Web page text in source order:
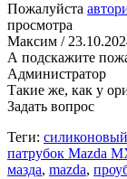
Пожалуйста
просмотра
Максим /
А подскажите
Администратор
Такие же, как у
Задать вопрос
Теги:
патрубок Mazda
мазда, mazda,